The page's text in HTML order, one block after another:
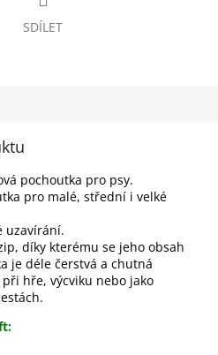
SDÍLET
pochoutka pro psy.
pro malé, střední i velké
uzavírání.
díky kterému se jeho obsah
je déle čerstvá a chutná
hře, výcviku nebo jako